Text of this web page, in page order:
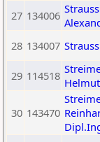
27 134006 Strauss
28 134007
29 114518 Helmut
30 143470